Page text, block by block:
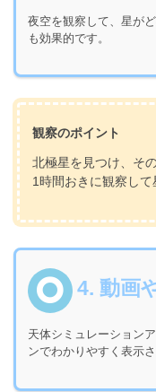
夜空を観察して、星が
も効果的です。
観察のポイント
北極星を見つけ、そ
1時間おきに観察して
4. 動画
天体シミュレーション
ンでわかりやすく表示さ